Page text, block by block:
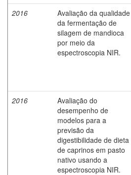
2016
Avaliação da qualidade
da fermentação de
silagem de mandioca
por meio da
espectroscopia NIR.
2016
Avaliação do
desempenho de
modelos para a
previsão da
digestibilidade de dieta
de caprinos em pasto
nativo usando a
espectroscopia NIR.